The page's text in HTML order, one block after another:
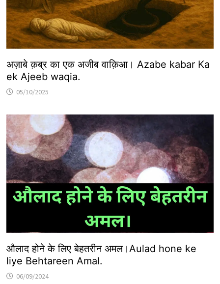
अज़ाबे क़ब्र का एक अजीब वाक़िआ। Azabe kabar Ka
ek Ajeeb waqia.
05/10/2025
औलाद होने के लिए बेहतरीन अमल।Aulad hone ke
liye Behtareen Amal.
06/09/2024